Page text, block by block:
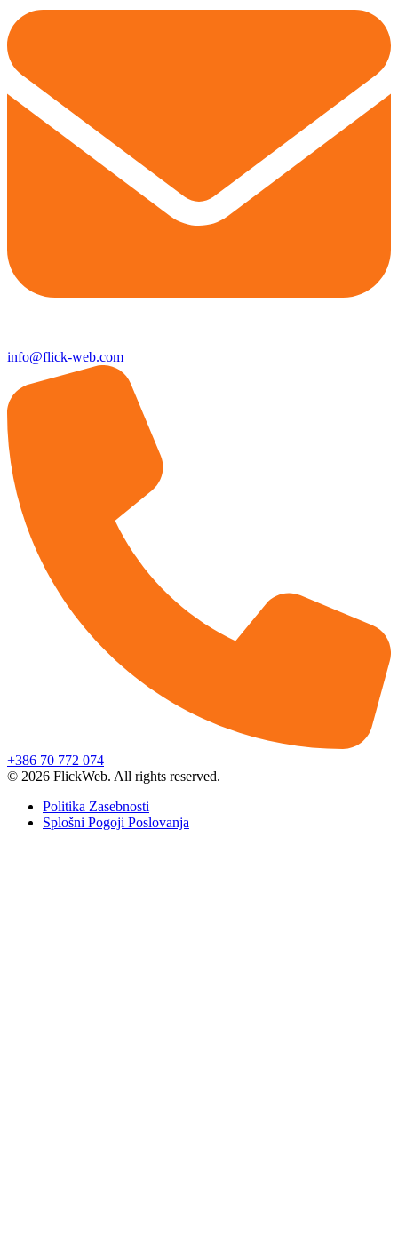
info@flick-web.com
+386 70 772 074
© 2026 FlickWeb. All rights reserved.
Politika Zasebnosti
Splošni Pogoji Poslovanja